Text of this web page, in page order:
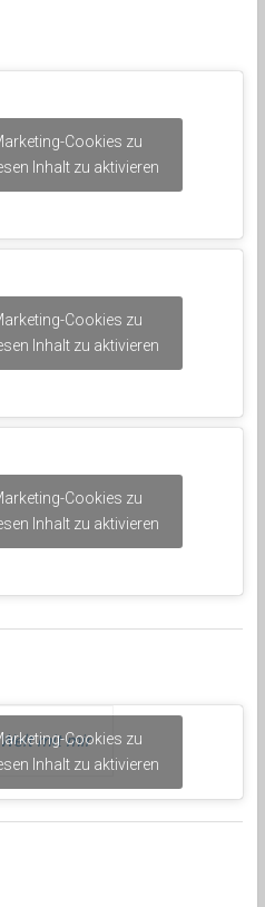
Cookies zu
Inhalt zu aktivieren
Cookies zu
Inhalt zu aktivieren
Cookies zu
Inhalt zu aktivieren
mit mirCookies zu
Inhalt zu aktivieren